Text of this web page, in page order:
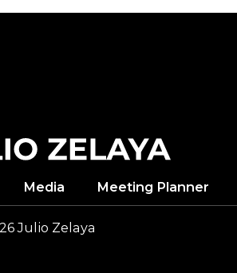
Media Meeting Planner
Julio Zelaya